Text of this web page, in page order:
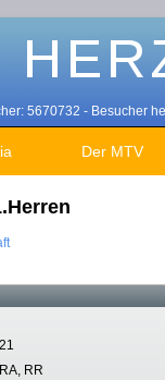
5670732 - Besucher
Der MTV
21
RA, RR